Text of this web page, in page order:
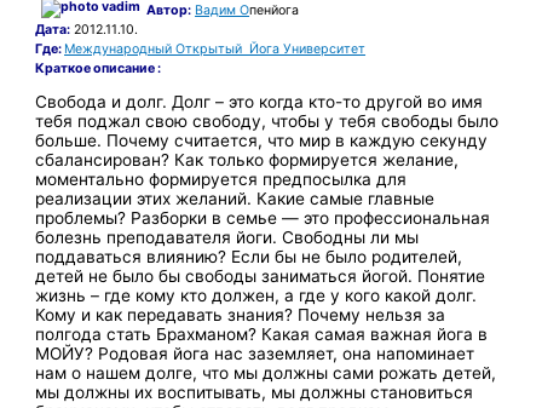
Автор: Вадим Опенйога
Дата: 2012.11.10.
Где: Международный Открытый Йога Университет
Краткое описание :
Свобода и долг. Долг – это когда кто-то другой во имя
тебя поджал свою свободу, чтобы у тебя свободы было
больше. Почему считается, что мир в каждую секунду
сбалансирован? Как только формируется желание,
моментально формируется предпосылка для
реализации этих желаний. Какие самые главные
проблемы? Разборки в семье — это профессиональная
болезнь преподавателя йоги. Свободны ли мы
поддаваться влиянию? Если бы не было родителей,
детей не было бы свободы заниматься йогой. Понятие
жизнь – где кому кто должен, а где у кого какой долг.
Кому и как передавать знания? Почему нельзя за
полгода стать Брахманом? Какая самая важная йога в
МОЙУ? Родовая йога нас заземляет, она напоминает
нам о нашем долге, что мы должны сами рожать детей,
мы должны их воспитывать, мы должны становиться